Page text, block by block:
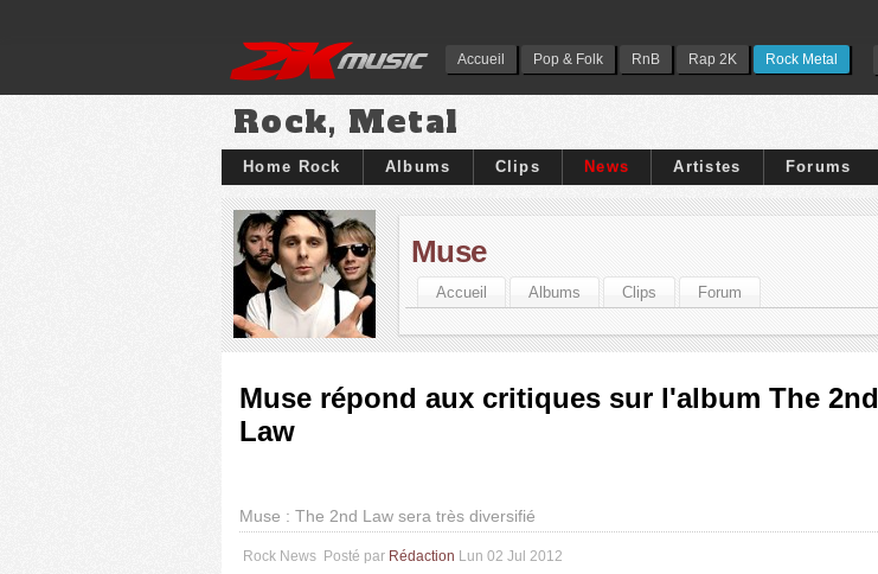
Accueil Pop & Folk RnB Rap 2K Rock Metal
Rock, Metal
Home Rock Albums Clips News Artistes Forums
Muse
Accueil Albums Clips Forum
Muse répond aux critiques sur l'album The 2nd
Law
Muse : The 2nd Law sera très diversifié
Rock News Posté par Rédaction Lun 02 Jul 2012